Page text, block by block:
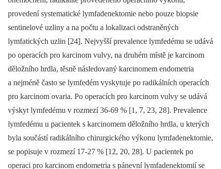
provedení systematické lymfadenektomie nebo pouze biopsie
sentinelové uzliny a na počtu a lokalizaci odstraněných
lymfatických uzlin [24]. Nejvyšší prevalence lymfedému se udává
po operacích pro karcinom vulvy, na druhém místě je karcinom
děložního hrdla, těsně následovaný karcinomem endometria
a nejméně často se lymfedém vyskytuje po radikálních operacích
pro karcinom ovaria. Po operacích pro karcinom vulvy se udává
výskyt lymfedému v rozmezí 36-69 % [1, 7, 23, 28]. Prevalence
lymfedému u pacientek s karcinomem děložního hrdla, u kterých
byla součástí radikálního chirurgického výkonu lymfadenektomie,
se popisuje v rozmezí 17-27 % [12, 20, 28]. U pacientek po
operaci pro karcinom endometria s pánevní lymfadenektomií se